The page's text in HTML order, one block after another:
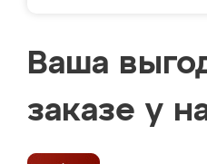
Ваша
заказе у